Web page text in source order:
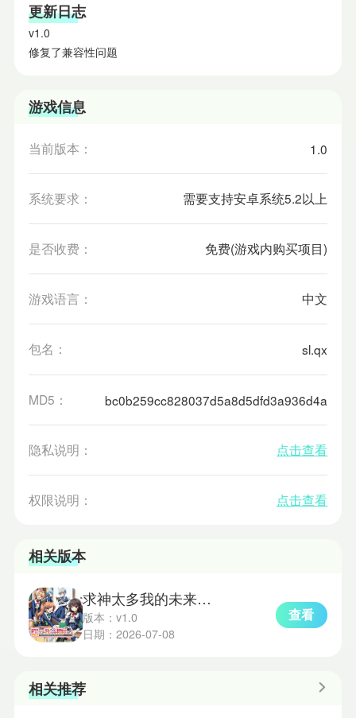
更新日志
v1.0
修复了兼容性问题
游戏信息
当前版本： 1.0
系统要求： 需要支持安卓系统5.2以上
是否收费： 免费(游戏内购买项目)
游戏语言： 中文
包名： sl.qx
MD5： bc0b259cc828037d5a8d5dfd3a936d4a
隐私说明： 点击查看
权限说明： 点击查看
相关版本
求神太多我的未来糟糕了汉化版
版本：v1.0
日期：2026-07-08
查看
相关推荐